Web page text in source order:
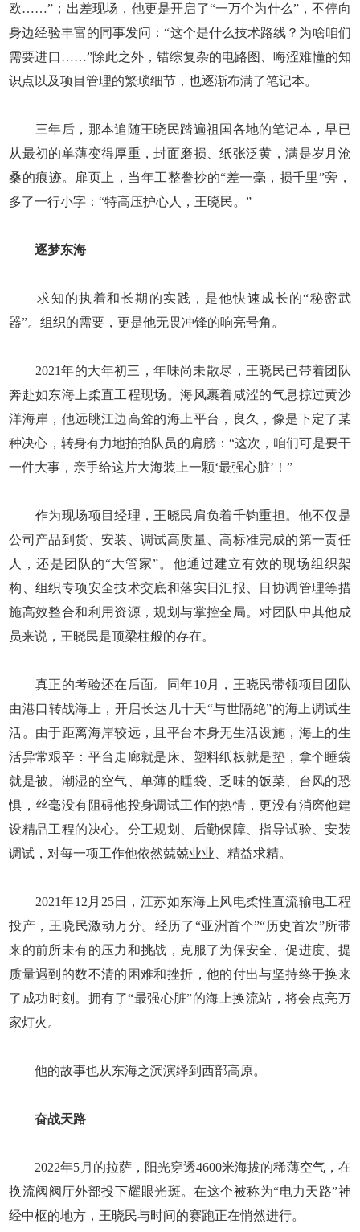
欧……”；出差现场，他更是开启了“一万个为什么”，不停向
身边经验丰富的同事发问：“这个是什么技术路线？为啥咱们
需要进口……”除此之外，错综复杂的电路图、晦涩难懂的知
识点以及项目管理的繁琐细节，也逐渐布满了笔记本。
三年后，那本追随王晓民踏遍祖国各地的笔记本，早已
从最初的单薄变得厚重，封面磨损、纸张泛黄，满是岁月沧
桑的痕迹。扉页上，当年工整誊抄的“差一毫，损千里”旁，
多了一行小字：“特高压护心人，王晓民。”
逐梦东海
求知的执着和长期的实践，是他快速成长的“秘密武
器”。组织的需要，更是他无畏冲锋的响亮号角。
2021年的大年初三，年味尚未散尽，王晓民已带着团队
奔赴如东海上柔直工程现场。海风裹着咸涩的气息掠过黄沙
洋海岸，他远眺江边高耸的海上平台，良久，像是下定了某
种决心，转身有力地拍拍队员的肩膀：“这次，咱们可是要干
一件大事，亲手给这片大海装上一颗‘最强心脏’！”
作为现场项目经理，王晓民肩负着千钧重担。他不仅是
公司产品到货、安装、调试高质量、高标准完成的第一责任
人，还是团队的“大管家”。他通过建立有效的现场组织架
构、组织专项安全技术交底和落实日汇报、日协调管理等措
施高效整合和利用资源，规划与掌控全局。对团队中其他成
员来说，王晓民是顶梁柱般的存在。
真正的考验还在后面。同年10月，王晓民带领项目团队
由港口转战海上，开启长达几十天“与世隔绝”的海上调试生
活。由于距离海岸较远，且平台本身无生活设施，海上的生
活异常艰辛：平台走廊就是床、塑料纸板就是垫，拿个睡袋
就是被。潮湿的空气、单薄的睡袋、乏味的饭菜、台风的恐
惧，丝毫没有阻碍他投身调试工作的热情，更没有消磨他建
设精品工程的决心。分工规划、后勤保障、指导试验、安装
调试，对每一项工作他依然兢兢业业、精益求精。
2021年12月25日，江苏如东海上风电柔性直流输电工程
投产，王晓民激动万分。经历了“亚洲首个”“历史首次”所带
来的前所未有的压力和挑战，克服了为保安全、促进度、提
质量遇到的数不清的困难和挫折，他的付出与坚持终于换来
了成功时刻。拥有了“最强心脏”的海上换流站，将会点亮万
家灯火。
他的故事也从东海之滨演绎到西部高原。
奋战天路
2022年5月的拉萨，阳光穿透4600米海拔的稀薄空气，在
换流阀阀厅外部投下耀眼光斑。在这个被称为“电力天路”神
经中枢的地方，王晓民与时间的赛跑正在悄然进行。